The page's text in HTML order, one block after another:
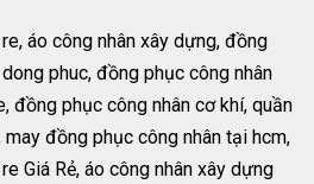
áo công nhân xây dựng, đồng
phuc, đồng phục công nhân
đồng phục công nhân cơ khí, quần
đồng phục công nhân tại hcm,
Giá Rẻ, áo công nhân xây dựng